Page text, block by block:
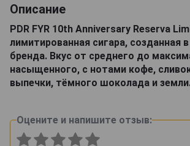
Описание
PDR FYR 10th Anniversary Reserva
лимитированная сигара, созданная
бренда. Вкус от среднего до
насыщенного, с нотами кофе,
выпечки, тёмного шоколада и
Оцените и напишите отзыв: